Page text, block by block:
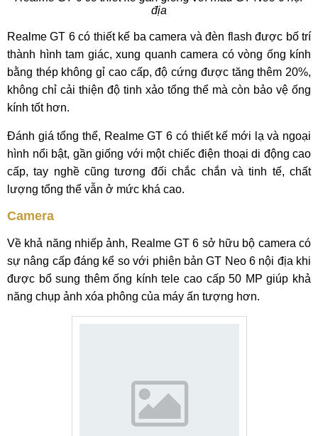
địa
Realme GT 6 có thiết kế ba camera và đèn flash được bố trí
thành hình tam giác, xung quanh camera có vòng ống kính
bằng thép không gỉ cao cấp, độ cứng được tăng thêm 20%,
không chỉ cải thiện độ tinh xảo tổng thể mà còn bảo vệ ống
kính tốt hơn.
Đánh giá tổng thể, Realme GT 6 có thiết kế mới lạ và ngoại
hình nổi bật, gần giống với một chiếc điện thoại di động cao
cấp, tay nghề cũng tương đối chắc chắn và tinh tế, chất
lượng tổng thể vẫn ở mức khá cao.
Camera
Về khả năng nhiếp ảnh, Realme GT 6 sở hữu bộ camera có
sự nâng cấp đáng kể so với phiên bản GT Neo 6 nội địa khi
được bổ sung thêm ống kính tele cao cấp 50 MP giúp khả
năng chụp ảnh xóa phông của máy ấn tượng hơn.